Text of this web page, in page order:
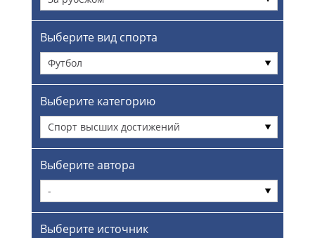
Выберите вид спорта
Футбол
Выберите категорию
Спорт высших достижений
Выберите автора
-
Выберите источник